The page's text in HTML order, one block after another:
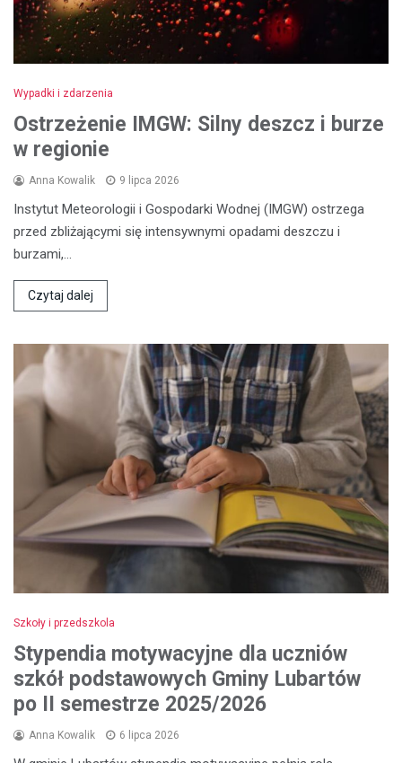
Wypadki i zdarzenia
Ostrzeżenie IMGW: Silny deszcz i burze
w regionie
Anna Kowalik 9 lipca 2026
Instytut Meteorologii i Gospodarki Wodnej (IMGW) ostrzega
przed zbliżającymi się intensywnymi opadami deszczu i
burzami,…
Czytaj dalej
Szkoły i przedszkola
Stypendia motywacyjne dla uczniów
szkół podstawowych Gminy Lubartów
po II semestrze 2025/2026
Anna Kowalik 6 lipca 2026